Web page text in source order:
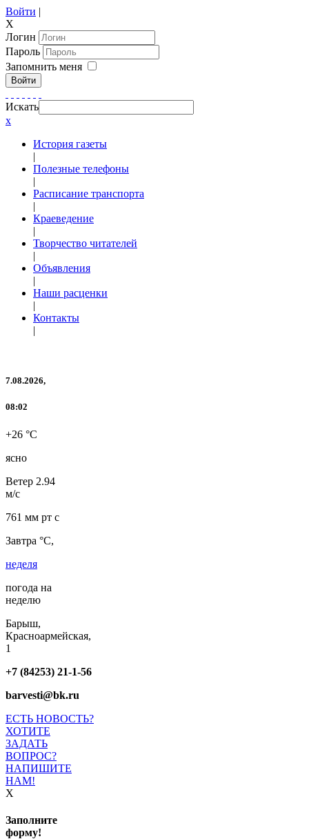
Войти |
X
Логин
Пароль
Запомнить меня
Войти
Искать
x
История газеты
|
Полезные телефоны
|
Расписание транспорта
|
Краеведение
|
Творчество читателей
|
Объявления
|
Наши расценки
|
Контакты
|
7.08.2026,
08:02
+26 °C
ясно
Ветер 2.94
м/с
761 мм рт с
Завтра °C,
неделя
погода на
неделю
Барыш,
Красноармейская,
1
+7 (84253) 21-1-56
barvesti@bk.ru
ЕСТЬ НОВОСТЬ?
ХОТИТЕ
ЗАДАТЬ
ВОПРОС?
НАПИШИТЕ
НАМ!
X
Заполните
форму!